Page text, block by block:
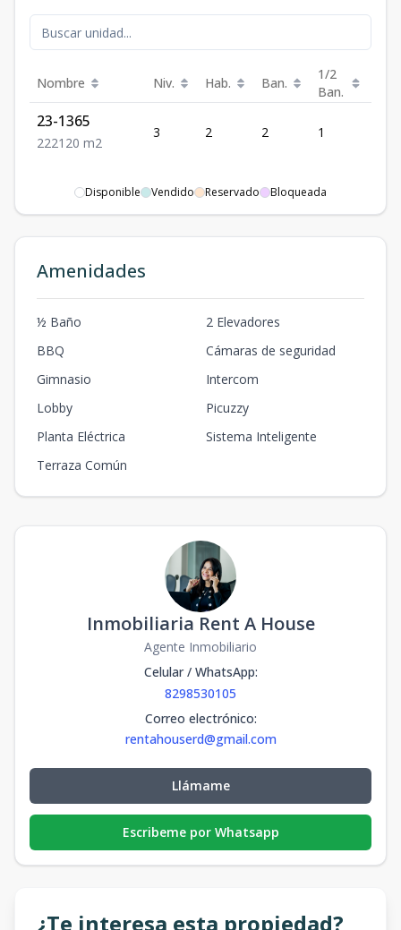
Nombre Niv. Hab. Ban.
1/2
Ban.
23-1365
222120 m2
3 2 2 1
Disponible Vendido Reservado Bloqueada
Amenidades
½ Baño
2 Elevadores
BBQ
Cámaras de seguridad
Gimnasio
Intercom
Lobby
Picuzzy
Planta Eléctrica
Sistema Inteligente
Terraza Común
Inmobiliaria Rent A House
Agente Inmobiliario
Celular / WhatsApp:
8298530105
Correo electrónico:
rentahouserd@gmail.com
Llámame
Escribeme por Whatsapp
¿Te interesa esta propiedad?